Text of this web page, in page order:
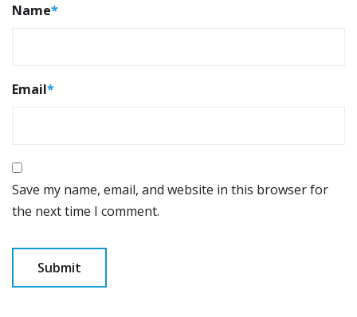
Name*
Email*
Save my name, email, and website in this browser for
the next time I comment.